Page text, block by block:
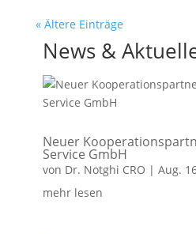
« Ältere Einträge
News &
Neuer
Service GmbH
von Dr. Notghi CRO | Aug.
mehr lesen